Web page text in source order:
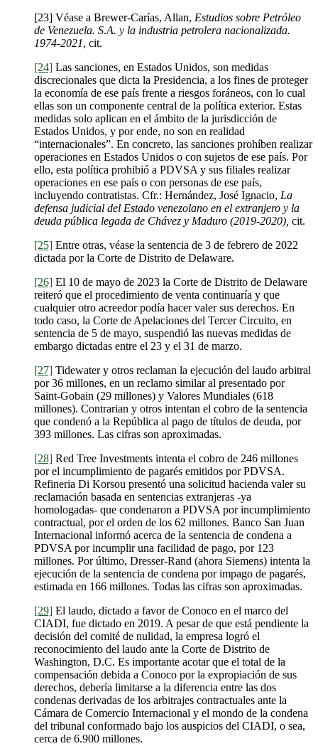
[23] Véase a Brewer-Carías, Allan, Estudios sobre Petróleo
de Venezuela. S.A. y la industria petrolera nacionalizada.
1974-2021, cit.
[24] Las sanciones, en Estados Unidos, son medidas
discrecionales que dicta la Presidencia, a los fines de proteger
la economía de ese país frente a riesgos foráneos, con lo cual
ellas son un componente central de la política exterior. Estas
medidas solo aplican en el ámbito de la jurisdicción de
Estados Unidos, y por ende, no son en realidad
“internacionales”. En concreto, las sanciones prohíben realizar
operaciones en Estados Unidos o con sujetos de ese país. Por
ello, esta política prohibió a PDVSA y sus filiales realizar
operaciones en ese país o con personas de ese país,
incluyendo contratistas. Cfr.: Hernández, José Ignacio, La
defensa judicial del Estado venezolano en el extranjero y la
deuda pública legada de Chávez y Maduro (2019-2020), cit.
[25] Entre otras, véase la sentencia de 3 de febrero de 2022
dictada por la Corte de Distrito de Delaware.
[26] El 10 de mayo de 2023 la Corte de Distrito de Delaware
reiteró que el procedimiento de venta continuaría y que
cualquier otro acreedor podía hacer valer sus derechos. En
todo caso, la Corte de Apelaciones del Tercer Circuito, en
sentencia de 5 de mayo, suspendió las nuevas medidas de
embargo dictadas entre el 23 y el 31 de marzo.
[27] Tidewater y otros reclaman la ejecución del laudo arbitral
por 36 millones, en un reclamo similar al presentado por
Saint-Gobain (29 millones) y Valores Mundiales (618
millones). Contrarian y otros intentan el cobro de la sentencia
que condenó a la República al pago de títulos de deuda, por
393 millones. Las cifras son aproximadas.
[28] Red Tree Investments intenta el cobro de 246 millones
por el incumplimiento de pagarés emitidos por PDVSA.
Refineria Di Korsou presentó una solicitud hacienda valer su
reclamación basada en sentencias extranjeras -ya
homologadas- que condenaron a PDVSA por incumplimiento
contractual, por el orden de los 62 millones. Banco San Juan
Internacional informó acerca de la sentencia de condena a
PDVSA por incumplir una facilidad de pago, por 123
millones. Por último, Dresser-Rand (ahora Siemens) intenta la
ejecución de la sentencia de condena por impago de pagarés,
estimada en 166 millones. Todas las cifras son aproximadas.
[29] El laudo, dictado a favor de Conoco en el marco del
CIADI, fue dictado en 2019. A pesar de que está pendiente la
decisión del comité de nulidad, la empresa logró el
reconocimiento del laudo ante la Corte de Distrito de
Washington, D.C. Es importante acotar que el total de la
compensación debida a Conoco por la expropiación de sus
derechos, debería limitarse a la diferencia entre las dos
condenas derivadas de los arbitrajes contractuales ante la
Cámara de Comercio Internacional y el mondo de la condena
del tribunal conformado bajo los auspicios del CIADI, o sea,
cerca de 6.900 millones.